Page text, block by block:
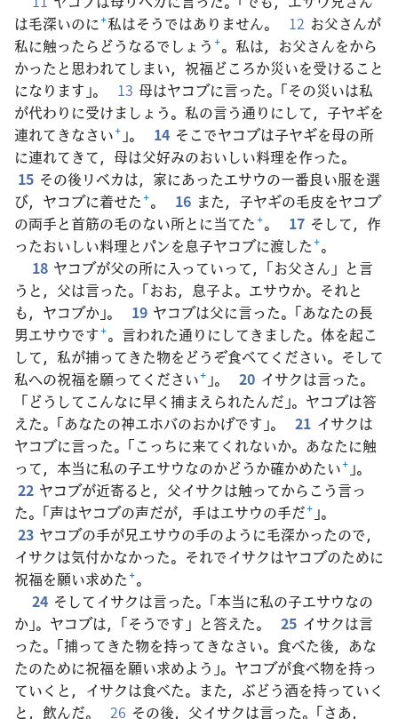
は毛深いのに+私はそうではありません。 12 お父さんが
私に触ったらどうなるでしょう +。私は，お父さんをから
かったと思われてしまい，祝福どころか災いを受けること
になります」。
13 母はヤコブに言った。「その災いは私
が代わりに受けましょう。私の言う通りにして，子ヤギを
連れてきなさい+ 」。 14 そこでヤコブは子ヤギを母の所
に連れてきて，母は父好みのおいしい料理を作った。
15 その後リベカは，家にあったエサウの一番良い服を選
び，ヤコブに着せた+。 16 また，子ヤギの毛皮をヤコブ
の両手と首筋の毛のない所とに当てた+。 17 そして，作
ったおいしい料理とパンを息子ヤコブに渡した+。
18 ヤコブが父の所に入っていって，「お父さん」と言
うと，父は言った。「おお，息子よ。エサウか。それと
も，ヤコブか」。
19 ヤコブは父に言った。「あなたの長
男エサウです+。言われた通りにしてきました。体を起こ
して，私が捕ってきた物をどうぞ食べてください。そして
私への祝福を願ってください+ 」。 20 イサクは言った。
「どうしてこんなに早く捕まえられたんだ」。ヤコブは答
えた。「あなたの神エホバのおかげです」。
21 イサクは
ヤコブに言った。「こっちに来てくれないか。あなたに触
って，本当に私の子エサウなのかどうか確かめたい+ 」。
22 ヤコブが近寄ると，父イサクは触ってからこう言っ
た。「声はヤコブの声だが，手はエサウの手だ+ 」。
23 ヤコブの手が兄エサウの手のように毛深かったので，
イサクは気付かなかった。それでイサクはヤコブのために
祝福を願い求めた+。
24 そしてイサクは言った。「本当に私の子エサウなの
か」。ヤコブは，「そうです」と答えた。
25 イサクは言
った。「捕ってきた物を持ってきなさい。食べた後，あな
たのために祝福を願い求めよう」。ヤコブが食べ物を持っ
ていくと，イサクは食べた。また，ぶどう酒を持っていく
と，飲んだ。
26 その後，父イサクは言った。「さあ，